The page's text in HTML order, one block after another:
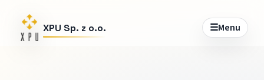
XPU Sp. z o.o. ☰Menu